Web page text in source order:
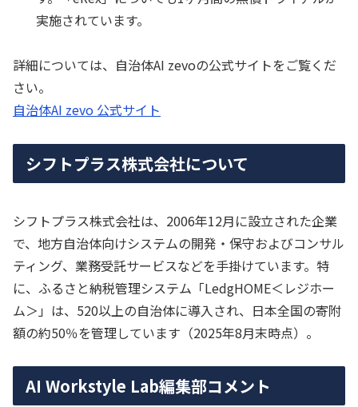
実施されています。
詳細については、自治体AI zevoの公式サイトをご覧くだ
さい。
自治体AI zevo 公式サイト
シフトプラス株式会社について
シフトプラス株式会社は、2006年12月に設立された企業
で、地方自治体向けシステムの開発・保守およびコンサル
ティング、業務受託サービスなどを手掛けています。特
に、ふるさと納税管理システム「LedgHOME＜レジホー
ム＞」は、520以上の自治体に導入され、日本全国の寄附
額の約50％を管理しています（2025年8月末時点）。
AI Workstyle Lab編集部コメント